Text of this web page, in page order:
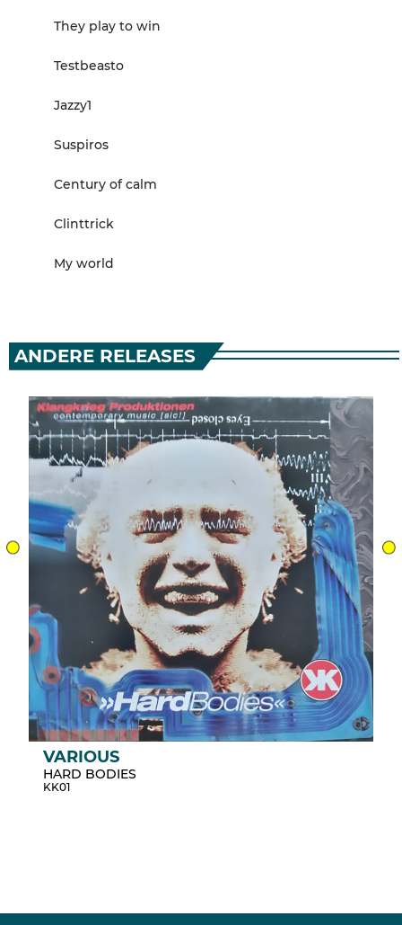
They play to win
Testbeasto
Jazzy1
Suspiros
Century of calm
Clinttrick
My world
ANDERE RELEASES
VARIOUS
HARD BODIES
KK01